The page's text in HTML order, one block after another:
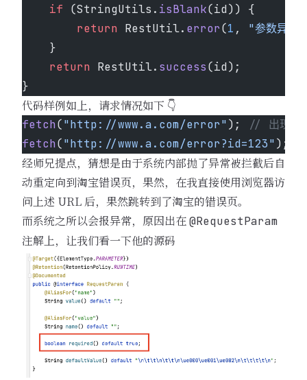
    if
(StringUtils. isBlank(id)) {
        return
RestUtil. error(1 , "参数异常"
    }
    return
RestUtil. success(id);
}
代码样例如上，请求情况如下 👇
fetch("http://www.a.com/error");
// 出现跨
fetch("http://www.a.com/error?id=123");
经师兄提点，猜想是由于系统内部抛了异常被拦截后自
动重定向到淘宝错误页，果然，在我直接使用浏览器访
问上述 URL 后，果然跳转到了淘宝的错误页。
而系统之所以会报异常，原因出在@RequestParam
注解上，让我们看一下他的源码